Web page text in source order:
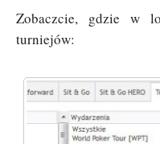
Zobaczcie, gdzie w
turniejów: